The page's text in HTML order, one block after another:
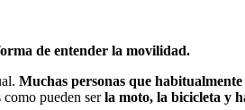
de entender la movilidad.
Muchas personas que
como pueden serla moto, la bicicleta y